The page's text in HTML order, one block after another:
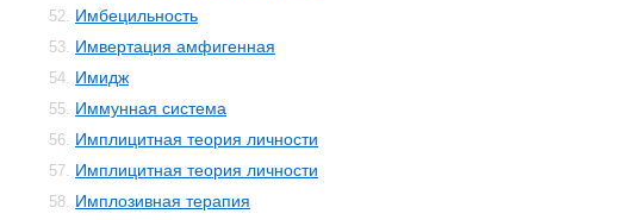
52. Имбецильность
53. Имвертация амфигенная
54. Имидж
55. Иммунная система
56. Имплицитная теория личности
57. Имплицитная теория личности
58. Имплозивная терапия